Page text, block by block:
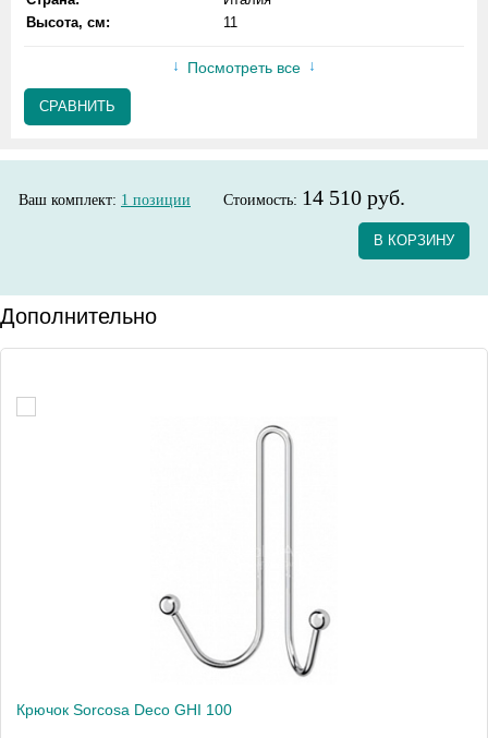
Высота, см:
11
Посмотреть все
СРАВНИТЬ
Ваш комплект: 1 позиции Стоимость: 14 510 руб.
В КОРЗИНУ
Дополнительно
Крючок Sorcosa Deco GHI 100